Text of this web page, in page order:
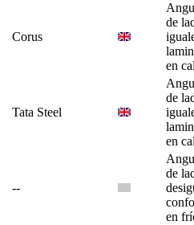
Corus
de
en
Tata Steel
de
en
--
de
en